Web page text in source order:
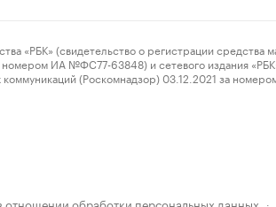
(свидетельство о регистрации средства
ИА №ФС77-63848) и сетевого издания
(Роскомнадзор) 03.12.2021 за
отношении обработки персональных данных